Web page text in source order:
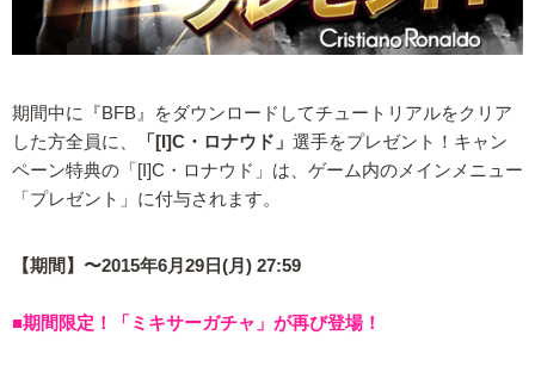
期間中に『BFB』をダウンロードしてチュートリアルをクリア
した方全員に、
「[I]C・ロナウド」 選手をプレゼント！キャン
ペーン特典の「[I]C・ロナウド」は、ゲーム内のメインメニュー
「プレゼント」に付与されます。
【期間】〜2015年6月29日(月) 27:59
■期間限定！「ミキサーガチャ」が再び登場！